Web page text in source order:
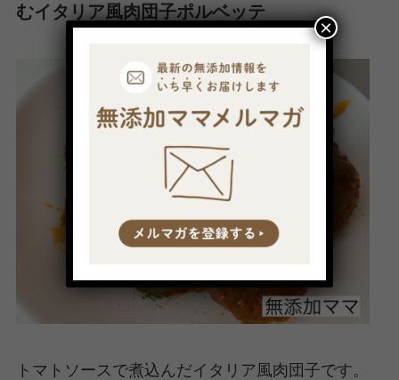
むイタリア風肉団子ポルベッテ
トマトソースで煮込んだイタリア風肉団子です。
×